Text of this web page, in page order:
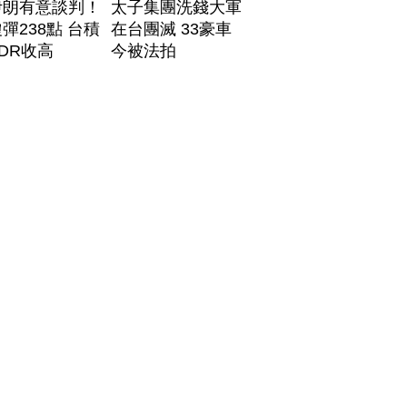
有意談判！
238點 台積
收高
太子集團洗錢大軍
在台團滅 33豪車
今被法拍